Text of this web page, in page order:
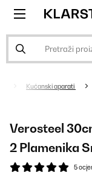
Kućanski aparati
Verosteel
2 Plamenika
5